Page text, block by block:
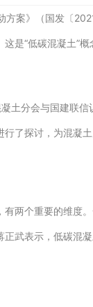
案》（国发〔
是“低碳混凝土”
土分会与国建联
行了探讨，为混凝
两个重要的维度
武表示，低碳混